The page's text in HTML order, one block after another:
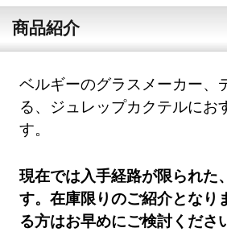
商品紹介
ベルギーのグラスメーカー、
る、ジュレップカクテルにお
す。
現在では入手経路が限られた
す。在庫限りのご紹介となり
る方はお早めにご検討くださ